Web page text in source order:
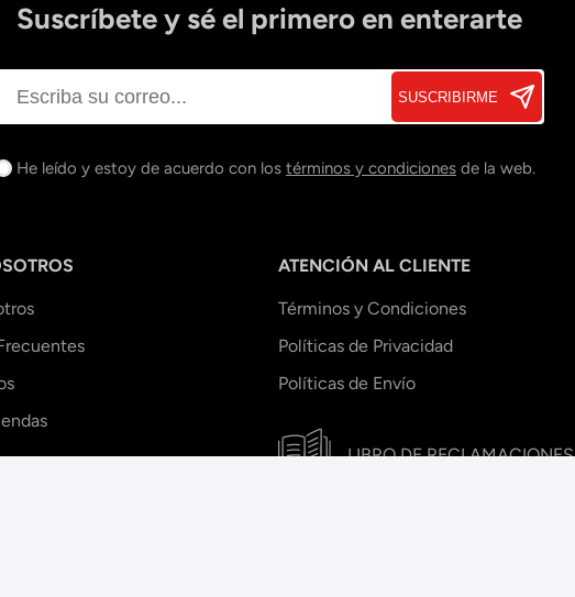
Suscríbete y sé el primero en enterarte
SUSCRIBIRME
He leído y estoy de acuerdo con los términos y condiciones de la web.
ATENCIÓN AL CLIENTE
Términos y Condiciones
Políticas de Privacidad
Políticas de Envío
LIBRO DE RECLAMACIONES